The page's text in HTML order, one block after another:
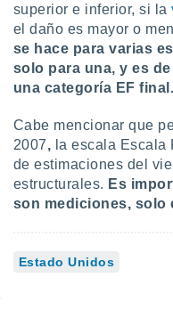
superior e inferior, si la
el daño es mayor o
se hace para varias
solo para una, y es
una categoría EF final.
Cabe mencionar que
2007, la escala Escala
de estimaciones del
estructurales. Es
son mediciones, solo
Estado Unidos